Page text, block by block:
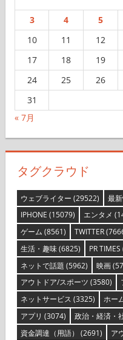
3
4 5
10
11 12
17
18 19
24
25 26
31
ウェブライター(29522) 最
IPHONE(15079) エンタメ
ゲーム (8561) TWITTER
生活・趣味(6825) PR TIMES
ネットで話題(5962) 映画
アウトドア/スポーツ(3580)
ネットサービス
(3325) ホー
アプリ(3074) 政治・経済・